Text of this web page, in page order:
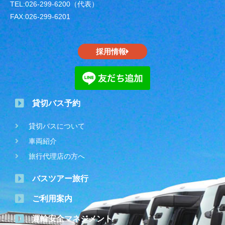
TEL:026-299-6200（代表）
FAX:026-299-6201
採用情報
貸切バス予約
貸切バスについて
車両紹介
旅行代理店の方へ
バスツアー旅行
ご利用案内
運輸安全マネジメント